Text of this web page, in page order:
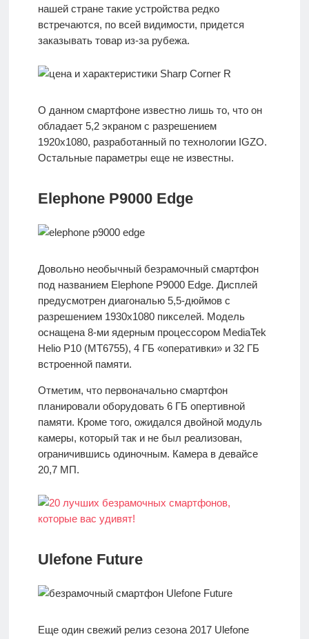
нашей стране такие устройства редко
встречаются, по всей видимости, придется
заказывать товар из-за рубежа.
О данном смартфоне известно лишь то, что он
обладает 5,2 экраном с разрешением
1920х1080, разработанный по технологии IGZO.
Остальные параметры еще не известны.
Elephone P9000 Edge
Довольно необычный безрамочный смартфон
под названием Elephone P9000 Edge. Дисплей
предусмотрен диагональю 5,5-дюймов с
разрешением 1930х1080 пикселей. Модель
оснащена 8-ми ядерным процессором MediaTek
Helio P10 (MT6755), 4 ГБ «оперативки» и 32 ГБ
встроенной памяти.
Отметим, что первоначально смартфон
планировали оборудовать 6 ГБ опертивной
памяти. Кроме того, ожидался двойной модуль
камеры, который так и не был реализован,
ограничившись одиночным. Камера в девайсе
20,7 МП.
Ulefone Future
Еще один свежий релиз сезона 2017 Ulefone